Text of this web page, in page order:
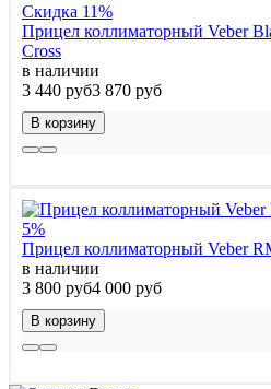
Скидка 11%
Прицел коллиматорный Veber
Cross
в наличии
3 440 руб3 870 руб
В корзину
5%
Прицел коллиматорный Veber
в наличии
3 800 руб4 000 руб
В корзину